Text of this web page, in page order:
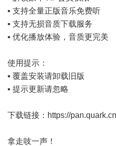
▪️ 支持全量正版音乐免费听
▪️ 支持无损音质下载服务
▪️ 优化播放体验，音质更完美
使用提示：
▪️ 覆盖安装请卸载旧版
▪️ 提示更新请忽略
下载链接： https://
拿走吱一声！